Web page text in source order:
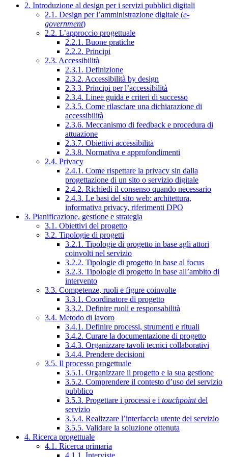
2. Introduzione al design per i servizi pubblici digitali
2.1. Design per l’amministrazione digitale (e-
government)
2.2. L’approccio progettuale
2.2.1. Buone pratiche
2.2.2. Principi
2.3. Accessibilità
2.3.1. Definizione
2.3.2. Accessibilità by design
2.3.3. Principi per l’accessibilità
2.3.4. Linee guida e criteri di successo
2.3.5. Come rilasciare una dichiarazione di
accessibilità
2.3.6. Meccanismo di feedback e procedura di
attuazione
2.3.7. Obiettivi accessibilità
2.3.8. Normativa e approfondimenti
2.4. Privacy
2.4.1. Come rispettare la privacy sin dalla
progettazione di un sito o servizio digitale
2.4.2. Richiedi il consenso quando necessario
2.4.3. Le basi del sito web: architettura,
informativa privacy, riferimenti DPO
3. Pianificazione, gestione e strategia
3.1. Obiettivi del progetto
3.2. Tipologie di progetti
3.2.1. Tipologie di progetto in base agli attori
coinvolti nel servizio
3.2.2. Tipologie di progetto in base al focus
3.2.3. Tipologie di progetto in base all’ambito di
intervento
3.3. Competenze, ruoli e figure coinvolte
3.3.1. Coordinatore di progetto
3.3.2. Definire ruoli e responsabilità
3.4. Metodo di lavoro
3.4.1. Definire processi, strumenti e rituali
3.4.2. Curare la documentazione di progetto
3.4.3. Organizzare tavoli tecnici collaborativi
3.4.4. Prendere decisioni
3.5. Il processo progettuale
3.5.1. Organizzare il progetto e la sua gestione
3.5.2. Comprendere il contesto d’uso del servizio
pubblico
3.5.3. Progettare i processi e i touchpointdel
servizio
3.5.4. Realizzare l’interfaccia utente del servizio
3.5.5. Validare la soluzione ottenuta
4. Ricerca progettuale
4.1. Ricerca primaria
4.1.1. Interviste